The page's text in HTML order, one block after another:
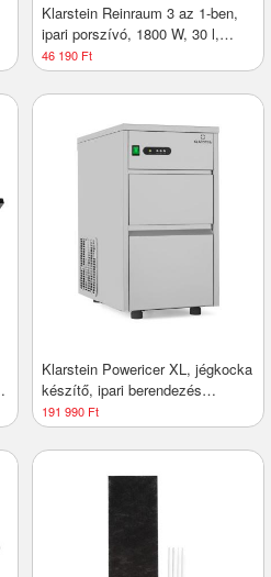
Klarstein Reinraum 3 az 1-ben,
ipari porszívó, 1800 W, 30 l,
rozsdamentes acél
46 190 Ft
Klarstein Powericer XL, jégkocka
készítő, ipari berendezés
légkocka gyártáshoz, 145 W
191 990 Ft